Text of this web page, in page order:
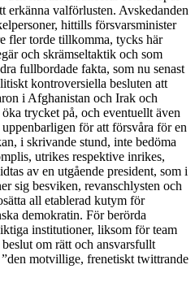
erkänna valförlusten. Avskedanden
hittills försvarsminister
fler torde tillkomma, tycks här
och skrämseltaktik och som
fullbordade fakta, som nu senast
kontroversiella besluten att
i Afghanistan och Irak och
trycket på, och eventuellt även
för att försvåra för en
i skrivande stund, inte bedöma
utrikes respektive inrikes,
av en utgående president, som i
sig besviken, revanschlysten och
all etablerad kutym för
demokratin. För berörda
institutioner, liksom för team
om rätt och ansvarsfullt
motvillige, frenetiskt twittrande